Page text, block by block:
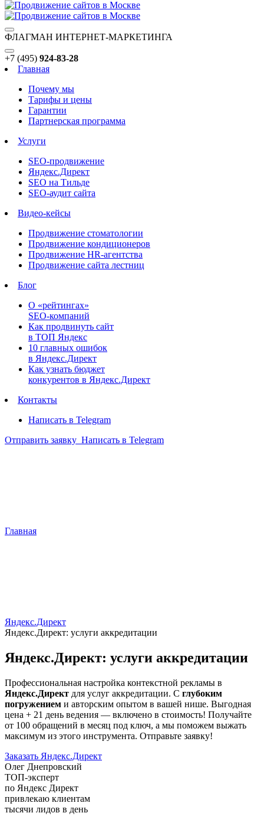
ФЛАГМАН ИНТЕРНЕТ-МАРКЕТИНГА
+7 (495) 924-83-28
Главная
Почему мы
Тарифы и цены
Гарантии
Партнерская программа
Услуги
SEO-продвижение
Яндекс.Директ
SEO на Тильде
SEO-аудит сайта
Видео-кейсы
Продвижение стоматологии
Продвижение кондиционеров
Продвижение HR-агентства
Продвижение сайта лестниц
Блог
О «рейтингах»
SEO-компаний
Как продвинуть сайт
в ТОП Яндекс
10 главных ошибок
в Яндекс.Директ
Как узнать бюджет
конкурентов в Яндекс.Директ
Контакты
Написать в Telegram
Отправить заявку Написать в Telegram
Главная
Яндекс.Директ
Яндекс.Директ: услуги аккредитации
Яндекс.Директ: услуги аккредитации
Профессиональная настройка контекстной рекламы в
Яндекс.Директ для услуг аккредитации. С глубоким
погружением и авторским опытом в вашей нише. Выгодная
цена + 21 день ведения — включено в стоимость! Получайте
от 100 обращений в месяц под ключ, а мы поможем выжать
максимум из этого инструмента. Отправьте заявку!
Заказать Яндекс.Директ
Олег Днепровский
ТОП-эксперт
по Яндекс Директ
привлекаю клиентам
тысячи лидов в день